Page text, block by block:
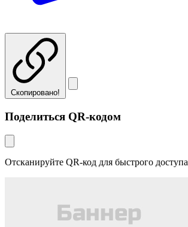
Скопировано!
Поделиться QR-кодом
Отсканируйте QR-код для быстрого доступа